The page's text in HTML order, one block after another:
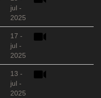
jul -
2025
17 -
jul -
2025
13 -
jul -
2025